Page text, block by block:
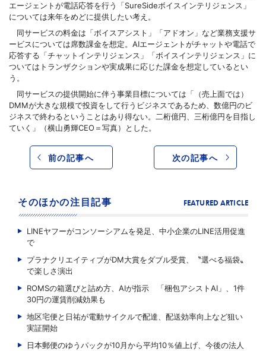
エージェントが電話応答を行う「SureSideボイスインテリジェンス」
については来年をめどに提供したい考え。
同サービスの料金は「ボイスアシスト」「アドオン」など業務支援サ
ービスについては席数課金を想定。AIエージェントがチャットや電話で
応答する「チャットインテリジェンス」「ボイスインテリジェンス」に
ついてはトランザクションや実成果に応じた課金を想定しているとい
う。
同サービスの提供開始に伴う事業目標については「（売上面では）
DMMが大きな規模で投資をして行うビジネスであるため、数億円のビ
ジネスで終わるということはあり得ない。二桁億円、三桁億円を目指し
ていく」（横山勇輝CEO＝写真）とした。
前の記事へ 次の記事へ
そのほかの注目記事 FEATURED ARTICLE
LINEヤフーがコンソーシアムを発足、中小企業のLINE活用促進
で
プラナクリエイティブがDM大賞をダブル受賞、〝選べる福袋〟
で楽しさ演出
ROMSの箱選びと詰め方、AIが指示 「梱包アシストAI」、1件
30円の運賃削減効果も
地区宅便と日祐が電動サイクルで配達、配送効率向上など狙い
実証開始
日本郵便のゆうパックが10月から平均10％値上げ、今後の法人